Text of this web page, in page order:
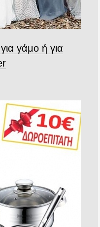
γάμο ή για